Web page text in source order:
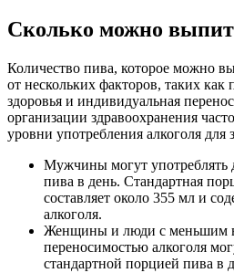
Сколько можно
Количество пива, которое можно
от нескольких факторов, таких как
здоровья и индивидуальная
организации здравоохранения
уровни употребления алкоголя для
Мужчины могут употреблять
пива в день. Стандартная
составляет около 355 мл и
алкоголя.
Женщины и люди с меньшим
переносимостью алкоголя
стандартной порцией пива в